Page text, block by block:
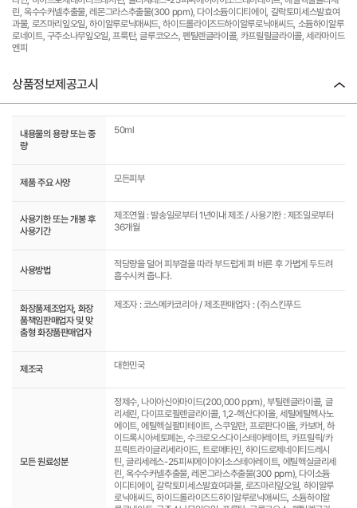
린, 옥수수커넬추출물, 레몬그라스추출물(300 ppm), 다이소듐이디티에이, 갈락토미세스발효여
과물, 로즈마리잎오일, 하이알루로닉애씨드, 하이드롤라이즈드하이알루로닉애씨드, 소듐하이알루
로네이트, 구주소나무잎오일, 프룩탄, 글루코오스, 펜틸렌글라이콜, 카프릴릴글라이콜, 세라마이드
엔피
상품정보제공고시
내용물의 용량 또는 중
량
50ml
제품 주요 사양 모든피부
사용기한 또는 개봉 후
사용기간
제조연월 : 발송일로부터 1년이내 제조 / 사용기한 : 제조일로부터
36개월
사용방법
적당량을 덜어 피부결을 따라 부드럽게 펴 바른 후 가볍게 두드려
흡수시켜 줍니다.
화장품제조업자, 화장
품책임판매업자 및 맞
춤형 화장품판매업자
제조자 : 코스메카코리아 / 제조판매업자 : (주)스킨푸드
제조국 대한민국
모든 원료성분
정제수, 나이아신아마이드(200,000 ppm), 부틸렌글라이콜, 글
리세린, 다이프로필렌글라이콜, 1,2-헥산다이올, 세틸에틸헥사노
에이트, 에틸헥실팔미테이트, 스쿠알란, 프로판다이올, 카보머, 하
이드록시아세토페논, 수크로오스다이스테아레이트, 카프릴릭/카
프릭트라이글리세라이드, 트로메타민, 하이드로제네이티드레시
틴, 글리세레스-25피씨에이아이소스테아레이트, 에틸헥실글리세
린, 옥수수커넬추출물, 레몬그라스추출물(300 ppm), 다이소듐
이디티에이, 갈락토미세스발효여과물, 로즈마리잎오일, 하이알루
로닉애씨드, 하이드롤라이즈드하이알루로닉애씨드, 소듐하이알